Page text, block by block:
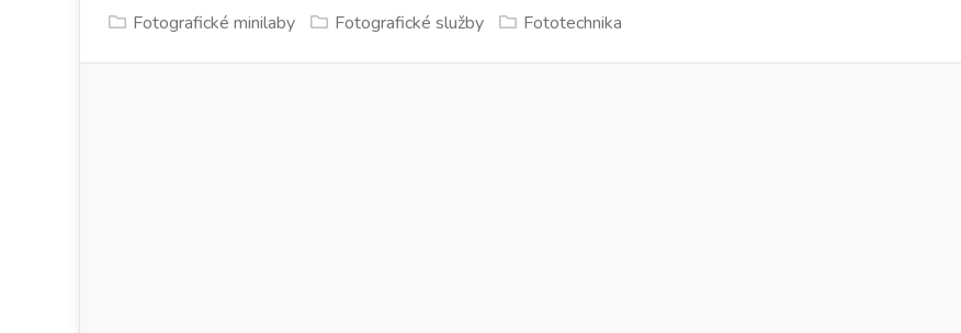
Fotografické minilaby Fotografické služby Fototechnika